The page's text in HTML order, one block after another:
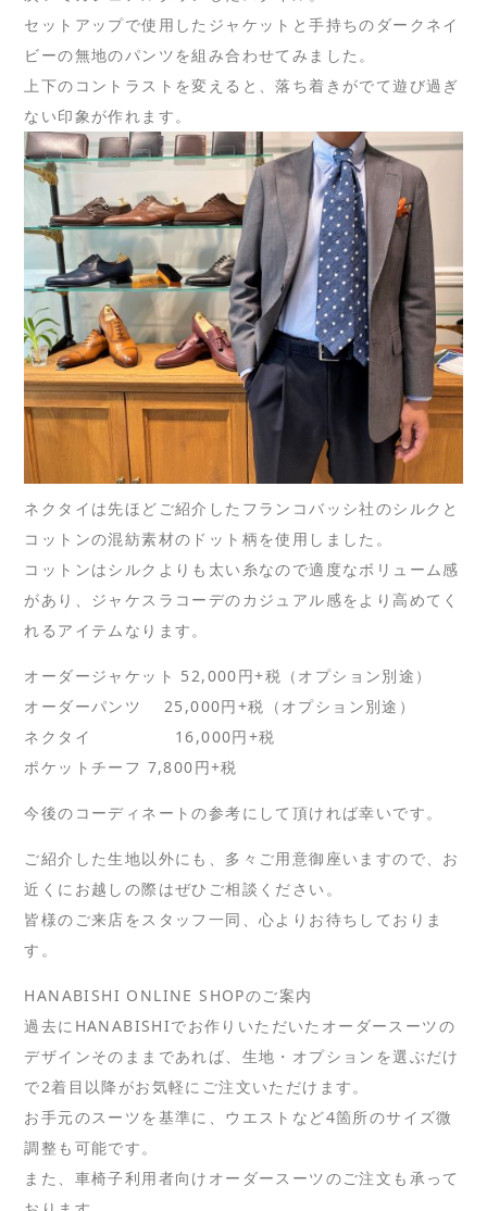
セットアップで使用したジャケットと手持ちのダークネイ
ビーの無地のパンツを組み合わせてみました。
上下のコントラストを変えると、落ち着きがでて遊び過ぎ
ない印象が作れます。
ネクタイは先ほどご紹介したフランコバッシ社のシルクと
コットンの混紡素材のドット柄を使用しました。
コットンはシルクよりも太い糸なので適度なボリューム感
があり、ジャケスラコーデのカジュアル感をより高めてく
れるアイテムなります。
オーダージャケット 52,000円+税（オプション別途）
オーダーパンツ 25,000円+税（オプション別途）
ネクタイ 16,000円+税
ポケットチーフ 7,800円+税
今後のコーディネートの参考にして頂ければ幸いです。
ご紹介した生地以外にも、多々ご用意御座いますので、お
近くにお越しの際はぜひご相談ください。
皆様のご来店をスタッフ一同、心よりお待ちしておりま
す。
HANABISHI ONLINE SHOPのご案内
過去にHANABISHIでお作りいただいたオーダースーツの
デザインそのままであれば、生地・オプションを選ぶだけ
で2着目以降がお気軽にご注文いただけます。
お手元のスーツを基準に、ウエストなど4箇所のサイズ微
調整も可能です。
また、車椅子利用者向けオーダースーツのご注文も承って